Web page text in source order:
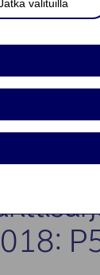
valituilla